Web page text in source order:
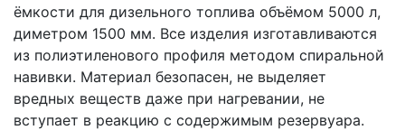
ёмкости для дизельного топлива объёмом 5000 л,
диметром 1500 мм. Все изделия изготавливаются
из полиэтиленового профиля методом спиральной
навивки. Материал безопасен, не выделяет
вредных веществ даже при нагревании, не
вступает в реакцию с содержимым резервуара.